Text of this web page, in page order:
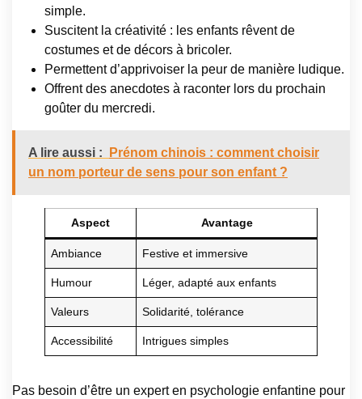
simple.
Suscitent la créativité : les enfants rêvent de
costumes et de décors à bricoler.
Permettent d’apprivoiser la peur de manière ludique.
Offrent des anecdotes à raconter lors du prochain
goûter du mercredi.
A lire aussi :
Prénom chinois : comment choisir
un nom porteur de sens pour son enfant ?
Aspect Avantage
Ambiance Festive et immersive
Humour Léger, adapté aux enfants
Valeurs Solidarité, tolérance
Accessibilité Intrigues simples
Pas besoin d’être un expert en psychologie enfantine pour